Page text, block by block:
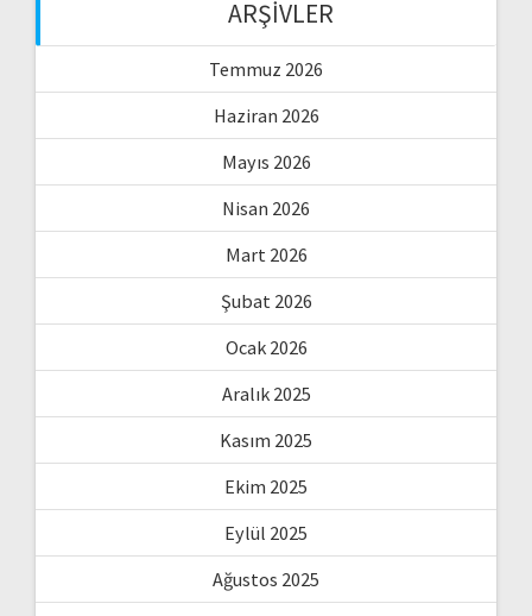
ARŞIVLER
Temmuz 2026
Haziran 2026
Mayıs 2026
Nisan 2026
Mart 2026
Şubat 2026
Ocak 2026
Aralık 2025
Kasım 2025
Ekim 2025
Eylül 2025
Ağustos 2025